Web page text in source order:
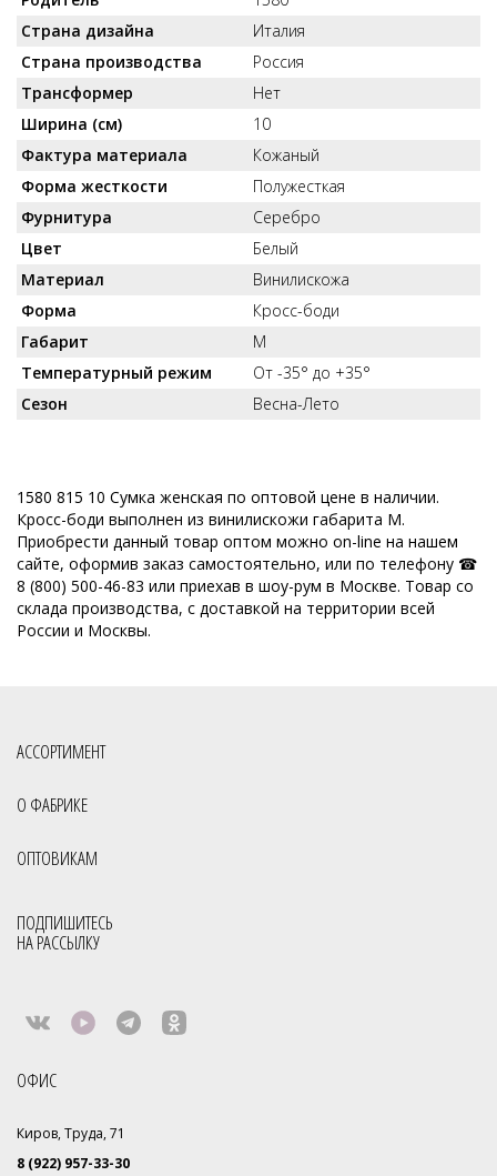
Страна дизайна
Италия
Страна производства
Россия
Трансформер
Нет
Ширина (см)
10
Фактура материала
Кожаный
Форма жесткости
Полужесткая
Фурнитура
Серебро
Цвет
Белый
Материал
Винилискожа
Форма
Кросс-боди
Габарит
M
Температурный режим
От -35° до +35°
Сезон
Весна-Лето
1580 815 10 Сумка женская по оптовой цене в наличии.
Кросс-боди выполнен из винилискожи габарита M.
Приобрести данный товар оптом можно on-line на нашем
сайте, оформив заказ самостоятельно, или по телефону ☎
8 (800) 500-46-83 или приехав в шоу-рум в Москве. Товар со
склада производства, с доставкой на территории всей
России и Москвы.
АССОРТИМЕНТ
О ФАБРИКЕ
ОПТОВИКАМ
ПОДПИШИТЕСЬ
НА РАССЫЛКУ
ОФИС
Киров, Труда, 71
8 (922) 957-33-30